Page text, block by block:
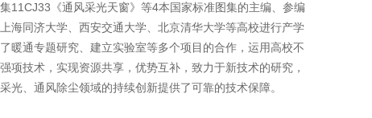
11CJ33《通风采光天窗》等4本国家标准图集的主编、参编
海同济大学、西安交通大学、北京清华大学等高校进行产学
暖通专题研究、建立实验室等多个项目的合作，运用高校不
项技术，实现资源共享，优势互补，致力于新技术的研究，
光、通风除尘领域的持续创新提供了可靠的技术保障。